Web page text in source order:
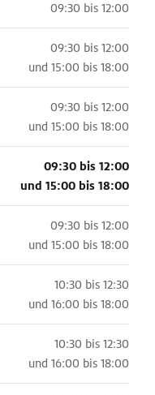
09:30 bis 12:00
09:30 bis 12:00
und 15:00 bis 18:00
09:30 bis 12:00
und 15:00 bis 18:00
09:30 bis 12:00
und 15:00 bis 18:00
09:30 bis 12:00
und 15:00 bis 18:00
10:30 bis 12:30
und 16:00 bis 18:00
10:30 bis 12:30
und 16:00 bis 18:00